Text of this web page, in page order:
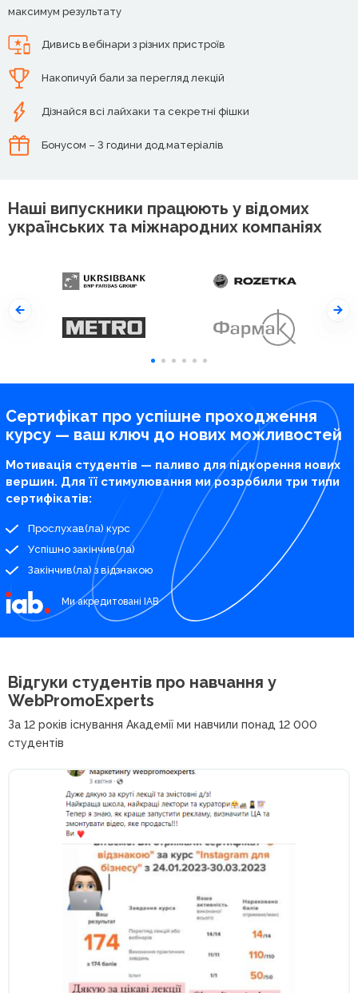
максимум результату
Дивись вебінари з різних пристроїв
Накопичуй бали за перегляд лекцій
Дізнайся всі лайхаки та секретні фішки
Бонусом – 3 години дод.матеріалів
Наші випускники працюють у відомих
українських та міжнародних компаніях
Сертифікат про успішне проходження
курсу — ваш ключ до нових можливостей
Мотивація студентів — паливо для підкорення нових
вершин. Для її стимулювання ми розробили три типи
сертифікатів:
Прослухав(ла) курс
Успішно закінчив(ла)
Закінчив(ла) з відзнакою
Ми акредитовані IAB
Відгуки студентів про навчання у
WebPromoExperts
За 12 років існування Академії ми навчили понад 12 000
студентів